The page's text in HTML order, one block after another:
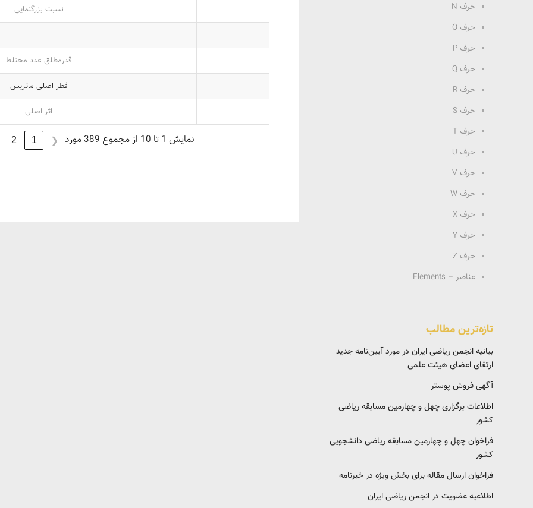
نسبت بزرگنمایی
قدرمطلق عدد مختلط
قطر اصلی ماتریس
اثر اصلی
نمایش 1 تا 10 از مجموع 389 مورد ❮
1
2
حرف N
حرف O
حرف P
حرف Q
حرف R
حرف S
حرف T
حرف U
حرف V
حرف W
حرف X
حرف Y
حرف Z
عناصر – Elements
تازه‌ترین مطالب
بیانیه انجمن ریاضی ایران در مورد آیین‌نامه جدید
ارتقای اعضای هیئت علمی
آگهی فروش پوستر
اطلاعات برگزاری چهل و چهارمین مسابقه ریاضی
کشور
فراخوان چهل و چهارمین مسابقه ریاضی دانشجویی
کشور‎‎
فراخوان ارسال مقاله برای بخش ویژه در خبرنامه
اطلاعیه عضویت در انجمن ریاضی ایران